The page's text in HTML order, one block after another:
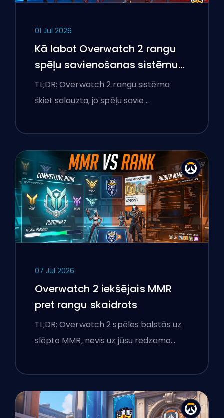
01 Jul 2026
Kā labot Overwatch 2 rangu
spēļu savienošanas sistēmu
un pārlieku izteiktas spēles
TL;DR: Overwatch 2 rangu sistēma
šķiet salauzta, jo spēļu savie…
07 Jul 2026
Overwatch 2 iekšējais MMR
pret rangu skaidrots
TL;DR: Overwatch 2 spēles balstās uz
slēpto MMR, nevis uz jūsu redzamo…